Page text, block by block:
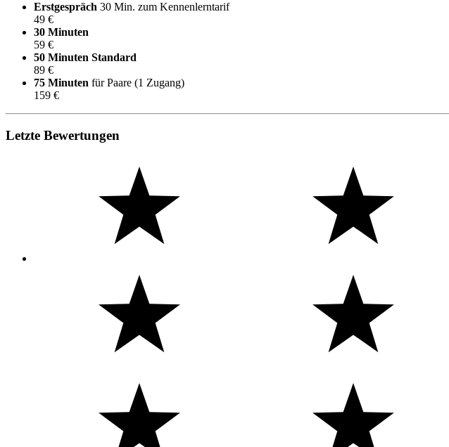
Erstgespräch 30 Min. zum Kennenlerntarif
49 €
30 Minuten
59 €
50 Minuten Standard
89 €
75 Minuten für Paare (1 Zugang)
159 €
Letzte Bewertungen